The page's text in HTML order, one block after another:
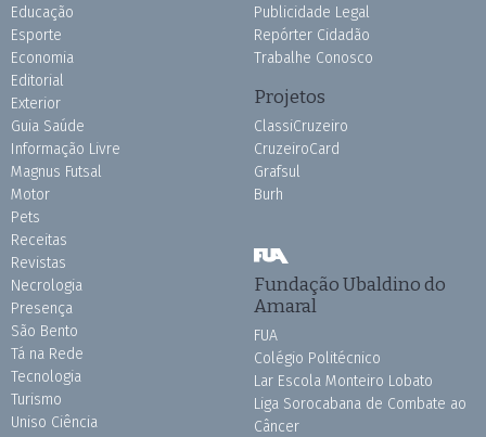
Educação
Esporte
Economia
Editorial
Exterior
Guia Saúde
Informação Livre
Magnus Futsal
Motor
Pets
Receitas
Revistas
Necrologia
Presença
São Bento
Tá na Rede
Tecnologia
Turismo
Uniso Ciência
Publicidade Legal
Repórter Cidadão
Trabalhe Conosco
Projetos
ClassiCruzeiro
CruzeiroCard
Grafsul
Burh
Fundação Ubaldino do
Amaral
FUA
Colégio Politécnico
Lar Escola Monteiro Lobato
Liga Sorocabana de Combate ao
Câncer